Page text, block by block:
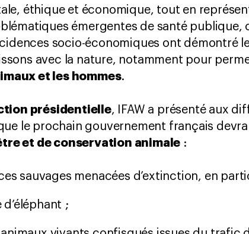
éthique et économique, tout en
émergentes de santé publique,
socio-économiques ont démontré
avec la nature, notamment pour
et les hommes.
présidentielle, IFAW a présenté aux
le prochain gouvernement français
et de conservation animale :
sauvages menacées d’extinction, en
d’éléphant ;